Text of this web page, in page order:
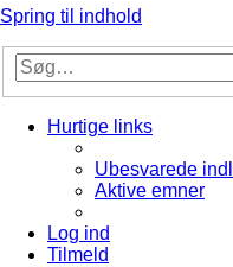
Spring til indhold
Hurtige links
Ubesvarede
Aktive emner
Log ind
Tilmeld